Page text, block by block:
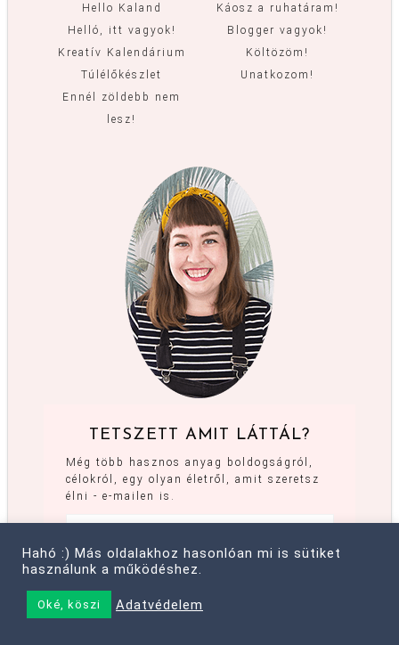
Hello Kaland
Helló, itt vagyok!
Kreatív Kalendárium
Túlélőkészlet
Ennél zöldebb nem
lesz!
Káosz a ruhatáram!
Blogger vagyok!
Költözöm!
Unatkozom!
TETSZETT AMIT LÁTTÁL?
Még több hasznos anyag boldogságról,
célokról, egy olyan életről, amit szeretsz
élni - e-mailen is.
Hahó :) Más oldalakhoz hasonlóan mi is sütiket
használunk a működéshez.
Oké, köszi Adatvédelem